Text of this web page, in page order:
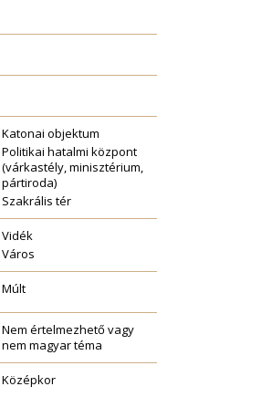
Katonai objektum
Politikai hatalmi központ
(várkastély, minisztérium,
pártiroda)
Szakrális tér
Vidék
Város
Múlt
Nem értelmezhető vagy
nem magyar téma
Középkor